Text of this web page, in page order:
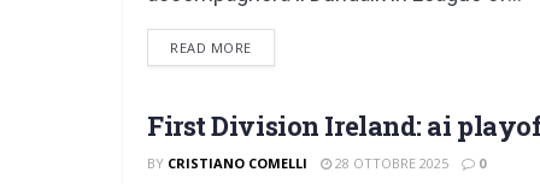
READ MOREDETAILS
FIRST DIVISION
First Division Ireland: ai
BY CRISTIANO COMELLI 28 OTTOBRE 2025 0